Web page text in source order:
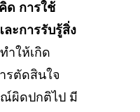
ด การใช้
ะการรับรู้สิ่ง
ทำให้เกิด
รตัดสินใจ
ผิดปกติไป มี